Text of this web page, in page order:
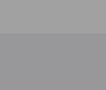
grand fait
des loges et des bureaux
de 26 000 m² de locaux sur une